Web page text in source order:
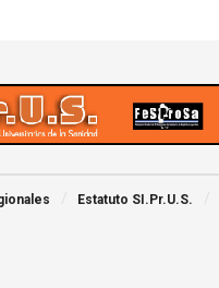
Estatuto SI.Pr.U.S.